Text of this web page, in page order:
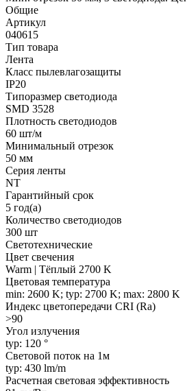
Общие
Артикул
040615
Тип товара
Лента
Класс пылевлагозащиты
IP20
Типоразмер светодиода
SMD 3528
Плотность светодиодов
60 шт/м
Минимальный отрезок
50 мм
Серия ленты
NT
Гарантийный срок
5 год(а)
Количество светодиодов
300 шт
Светотехнические
Цвет свечения
Warm | Тёплый 2700 K
Цветовая температура
min: 2600 K; typ: 2700 K; max: 2800 K
Индекс цветопередачи CRI (Ra)
>90
Угол излучения
typ: 120 °
Световой поток на 1м
typ: 430 lm/m
Расчетная световая эффективность